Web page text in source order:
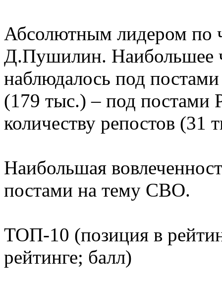
Абсолютным лидером по
Д.Пушилин. Наибольшее
наблюдалось под
(179 тыс.) – под постами
количеству репостов (31
Наибольшая
постами на тему СВО.
ТОП-10 (позиция в
рейтинге; балл)